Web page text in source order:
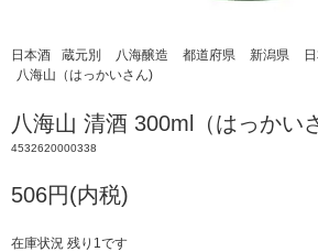
日本酒 蔵元別 八海醸造 都道府県 新潟県
八海山（はっかいさん)
八海山 清酒 300ml（はっかい
4532620000338
506円(内税)
在庫状況 残り1です